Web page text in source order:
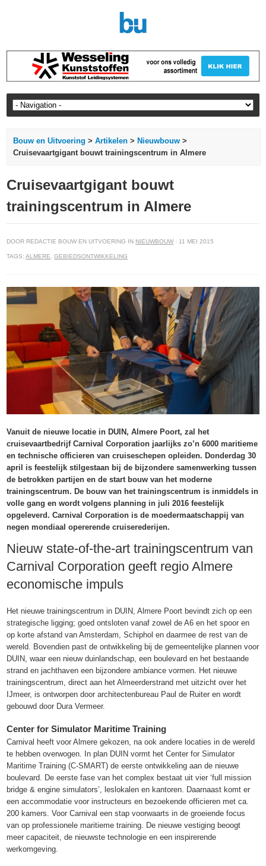
Bouw en Uitvoering >Artikelen > Nieuwbouw >
Cruisevaartgigant bouwt trainingscentrum in Almere
Cruisevaartgigant bouwt
trainingscentrum in Almere
DOOR REDACTIE BOUW EN UITVOERING IN NIEUWBOUW· 11 MEI 2015
TAGS:ALMERE,GEBIEDSONTWIKKELING
Vanuit de nieuwe locatie in DUIN, Almere Poort, zal het
cruisevaartbedrijf Carnival Corporation jaarlijks zo’n 6000 maritieme
en technische officieren van cruiseschepen opleiden. Donderdag 30
april is feestelijk stilgestaan bij de bijzondere samenwerking tussen
de betrokken partijen en de start bouw van het moderne
trainingscentrum. De bouw van het trainingscentrum is inmiddels in
volle gang en wordt volgens planning in juli 2016 feestelijk
opgeleverd. Carnival Corporation is de moedermaatschappij van
negen mondiaal opererende cruiserederijen.
Nieuw state-of-the-art trainingscentrum van
Carnival Corporation geeft regio Almere
economische impuls
Het nieuwe trainingscentrum in DUIN, Almere Poort bevindt zich op een
strategische ligging; goed ontsloten vanaf zowel de A6 en het spoor en
op korte afstand van Amsterdam, Schiphol en daarmee de rest van de
wereld. Bovendien past de ontwikkeling bij de gemeentelijke plannen voor
DUIN, waar een nieuw duinlandschap, een boulevard en het bestaande
strand en jachthaven een bijzondere ambiance vormen. Het nieuwe
trainingscentrum, direct aan het Almeerderstrand met uitzicht over het
IJmeer, is ontworpen door architectenbureau Paul de Ruiter en wordt
gebouwd door Dura Vermeer.
Center for Simulator Maritime Training
Carnival heeft voor Almere gekozen, na ook andere locaties in de wereld
te hebben overwogen. In plan DUIN vormt het Center for Simulator
Maritime Training (C-SMART) de eerste ontwikkeling aan de nieuwe
boulevard. De eerste fase van het complex bestaat uit vier ‘full mission
bridge & engine simulators’, leslokalen en kantoren. Daarnaast komt er
een accommodatie voor instructeurs en bezoekende officieren met ca.
200 kamers. Voor Carnival een stap voorwaarts in de groeiende focus
van op professionele maritieme training. De nieuwe vestiging beoogt
meer capaciteit, de nieuwste technologie en een inspirerende
werkomgeving.